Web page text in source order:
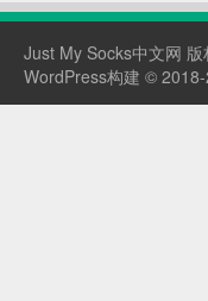
动开启
Just My Socks中文网 版
WordPress构建 © 2018-